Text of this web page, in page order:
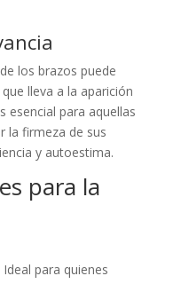
los brazos puede
lleva a la aparición
esencial para aquellas
la firmeza de sus
y autoestima.
para la
Ideal para quienes